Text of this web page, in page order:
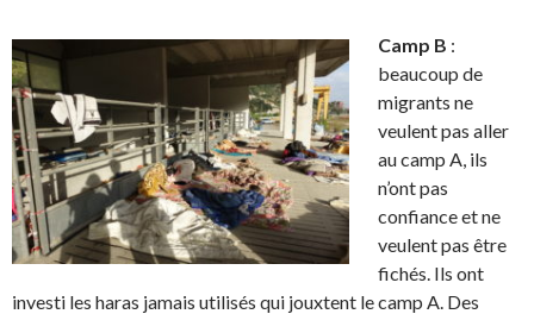
Camp B :
beaucoup de
migrants ne
veulent pas aller
au camp A, ils
n’ont pas
confiance et ne
veulent pas être
fichés. Ils ont
investi les haras jamais utilisés qui jouxtent le camp A. Des